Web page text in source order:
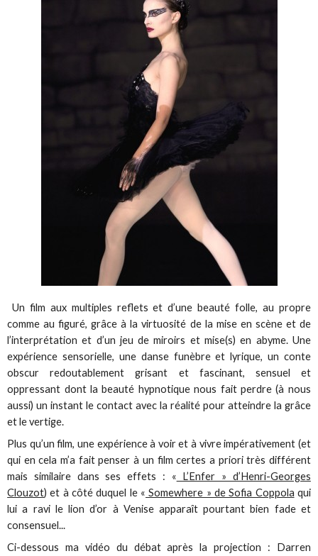
Un film aux multiples reflets et d’une beauté folle, au propre
comme au figuré, grâce à la virtuosité de la mise en scène et de
l’interprétation et d’un jeu de miroirs et mise(s) en abyme. Une
expérience sensorielle, une danse funèbre et lyrique, un conte
obscur redoutablement grisant et fascinant, sensuel et
oppressant dont la beauté hypnotique nous fait perdre (à nous
aussi) un instant le contact avec la réalité pour atteindre la grâce
et le vertige.
Plus qu’un film, une expérience à voir et à vivre impérativement (et
qui en cela m’a fait penser à un film certes a priori très différent
mais similaire dans ses effets : « L’Enfer » d’Henri-Georges
Clouzot) et à côté duquel le « Somewhere » de Sofia Coppola qui
lui a ravi le lion d’or à Venise apparaît pourtant bien fade et
consensuel...
Ci-dessous ma vidéo du débat après la projection : Darren